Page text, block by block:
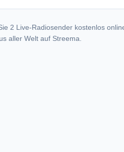
2 Live-Radiosender kostenlos
aller Welt auf Streema.